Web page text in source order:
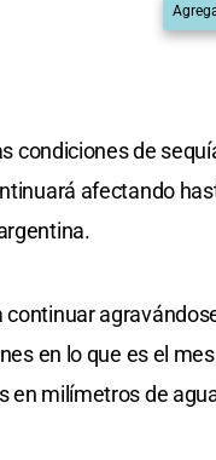
condiciones de
afectando
en lo que es el
milímetros de